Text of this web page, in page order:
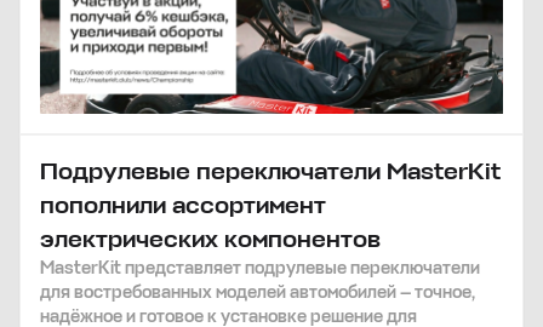
Подрулевые переключатели MasterKit
пополнили ассортимент
электрических компонентов
MasterKit представляет подрулевые переключатели
для востребованных моделей автомобилей — точное,
надёжное и готовое к установке решение для